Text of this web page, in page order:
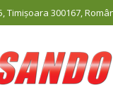
Timișoara 300167,